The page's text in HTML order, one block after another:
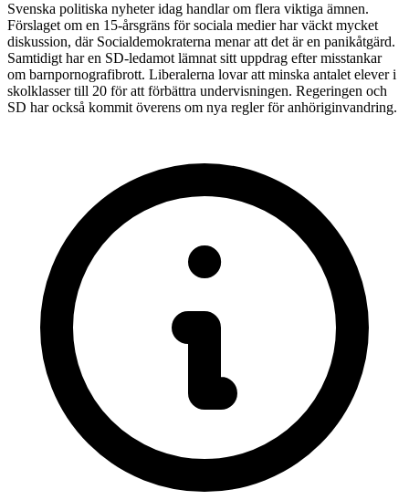
Svenska politiska nyheter idag handlar om flera viktiga ämnen.
Förslaget om en 15-årsgräns för sociala medier har väckt mycket
diskussion, där Socialdemokraterna menar att det är en panikåtgärd.
Samtidigt har en SD-ledamot lämnat sitt uppdrag efter misstankar
om barnpornografibrott. Liberalerna lovar att minska antalet elever i
skolklasser till 20 för att förbättra undervisningen. Regeringen och
SD har också kommit överens om nya regler för anhöriginvandring.